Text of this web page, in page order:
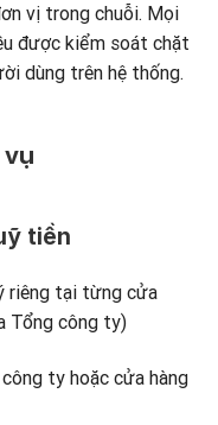
vị trong chuỗi. Mọi
được kiểm soát chặt
dùng trên hệ thống.
vụ
tiền
riêng tại từng cửa
Tổng công ty)
ty hoặc cửa hàng